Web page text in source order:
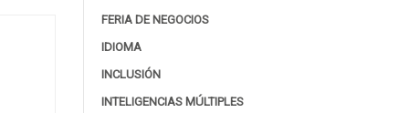
FERIA DE NEGOCIOS
IDIOMA
INCLUSIÓN
INTELIGENCIAS MÚLTIPLES